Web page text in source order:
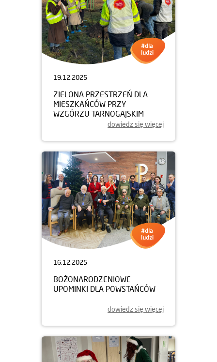
19.12.2025
ZIELONA PRZESTRZEŃ DLA
MIESZKAŃCÓW PRZY
WZGÓRZU TARNOGAJSKIM
dowiedz się więcej
16.12.2025
BOŻONARODZENIOWE
UPOMINKI DLA POWSTAŃCÓW
dowiedz się więcej